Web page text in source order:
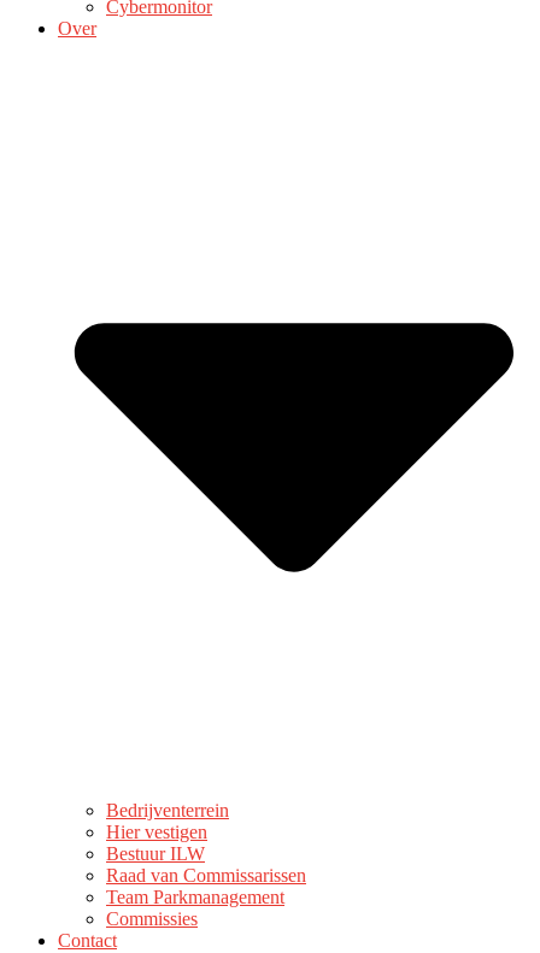
Cybermonitor
Over
Bedrijventerrein
Hier vestigen
Bestuur ILW
Raad van Commissarissen
Team Parkmanagement
Commissies
Contact